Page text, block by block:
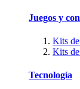
Juegos y
Kits
Kits
Tecnología